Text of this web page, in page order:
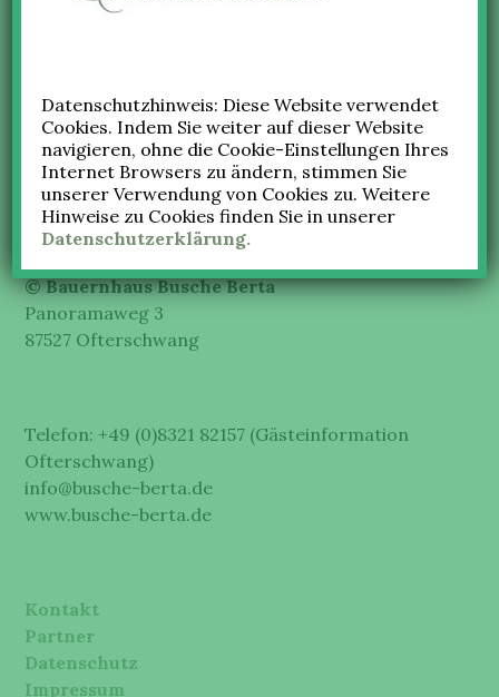
Beitragsnavigation
VORHERIGES
Vorheriger
Beitrag:
cropped-bb_favicon.jpg
SEITENLEISTE
© Bauernhaus Busche Berta
Panoramaweg 3
87527 Ofterschwang
Telefon: +49 (0)8321 82157 (Gästeinformation
Ofterschwang)
info@busche-berta.de
www.busche-berta.de
Kontakt
Partner
Datenschutz
Impressum
Datenschutzhinweis: Diese Website verwendet
Cookies. Indem Sie weiter auf dieser Website
navigieren, ohne die Cookie-Einstellungen Ihres
Internet Browsers zu ändern, stimmen Sie
unserer Verwendung von Cookies zu. Weitere
Hinweise zu Cookies finden Sie in unserer
Datenschutzerklärung.